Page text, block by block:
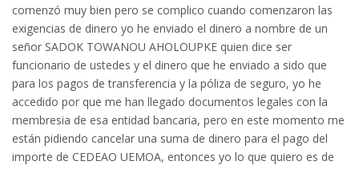
comenzó muy bien pero se complico cuando comenzaron las
exigencias de dinero yo he enviado el dinero a nombre de un
señor SADOK TOWANOU AHOLOUPKE quien dice ser
funcionario de ustedes y el dinero que he enviado a sido que
para los pagos de transferencia y la póliza de seguro, yo he
accedido por que me han llegado documentos legales con la
membresia de esa entidad bancaria, pero en este momento me
están pidiendo cancelar una suma de dinero para el pago del
importe de CEDEAO UEMOA, entonces yo lo que quiero es de